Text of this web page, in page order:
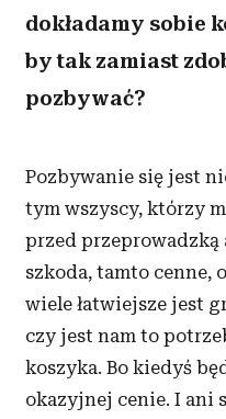
dokładamy sobie
by tak zamiast
pozbywać?
Pozbywanie się jest
tym wszyscy, którzy
przed przeprowadzką
szkoda, tamto cenne,
wiele łatwiejsze jest
czy jest nam to
koszyka. Bo kiedyś
okazyjnej cenie. I ani